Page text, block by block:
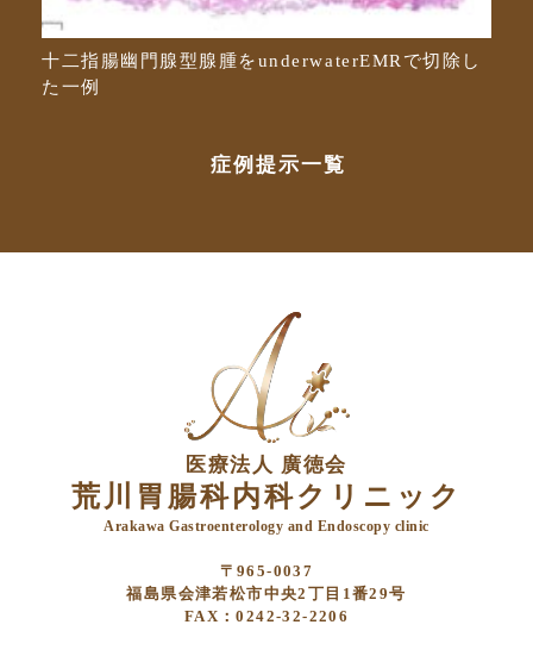
十二指腸幽門腺型腺腫をunderwaterEMRで切除し
た一例
症例提示一覧
医療法人 廣徳会
荒川胃腸科内科クリニック
Arakawa Gastroenterology and Endoscopy clinic
〒965-0037
福島県会津若松市中央2丁目1番29号
FAX：0242-32-2206